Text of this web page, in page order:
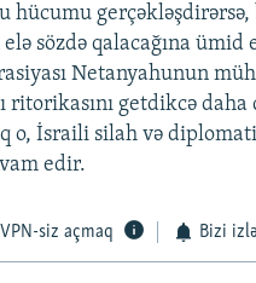
hücumu
sözdə qalacağına ümid
Netanyahunun
ritorikasını getdikcə daha
o, İsraili silah və
edir.
VPN-siz açmaq Bizi izlə